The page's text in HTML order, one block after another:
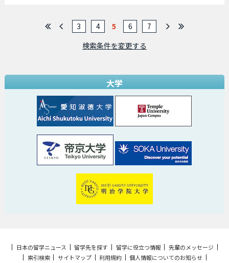
3 4 5 6
7
検索条件を変更する
大学
日本の留学ニュース 留学先を探す 留学に役立つ情報
先輩のメッセージ
索引検索
サイトマップ 利用規約
個人情報についてのお知らせ